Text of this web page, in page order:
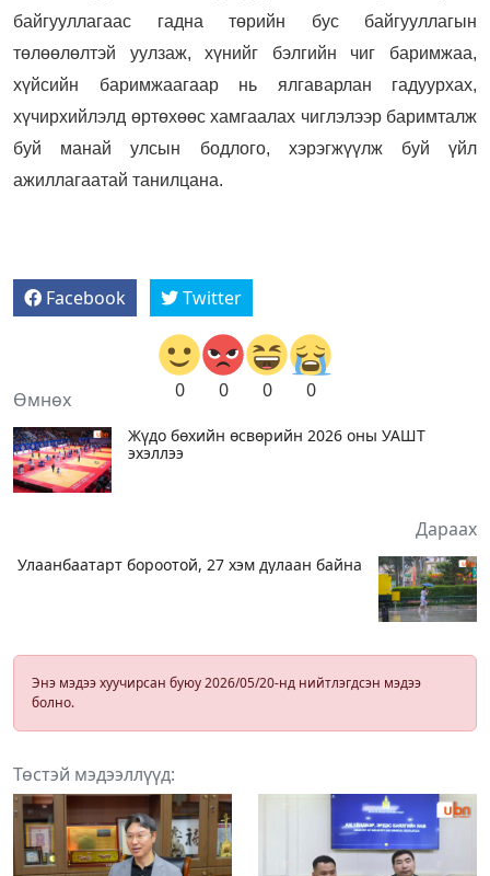
байгууллагаас гадна төрийн бус байгууллагын
төлөөлөлтэй уулзаж, хүнийг бэлгийн чиг баримжаа,
хүйсийн баримжаагаар нь ялгаварлан гадуурхах,
хүчирхийлэлд өртөхөөс хамгаалах чиглэлээр баримталж
буй манай улсын бодлого, хэрэгжүүлж буй үйл
ажиллагаатай танилцана.
Facebook Twitter
0 0 0 0
Өмнөх
Жүдо бөхийн өсвөрийн 2026 оны УАШТ
эхэллээ
Дараах
Улаанбаатарт бороотой, 27 хэм дулаан байна
Энэ мэдээ хуучирсан буюу 2026/05/20-нд нийтлэгдсэн мэдээ
болно.
Төстэй мэдээллүүд: